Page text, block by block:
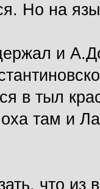
Но на
и
в тыл
там и
что из